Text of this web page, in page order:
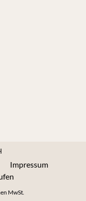
Impressum
MwSt.